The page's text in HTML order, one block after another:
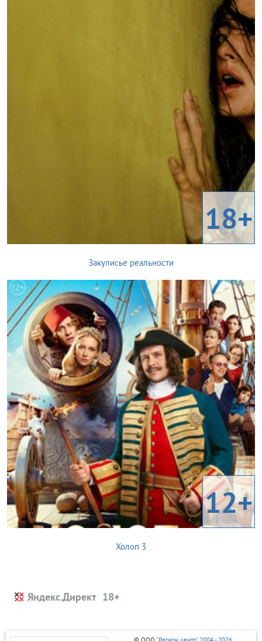
18+
Закулисье реальности
12+
Холоп 3
Яндекс.Директ